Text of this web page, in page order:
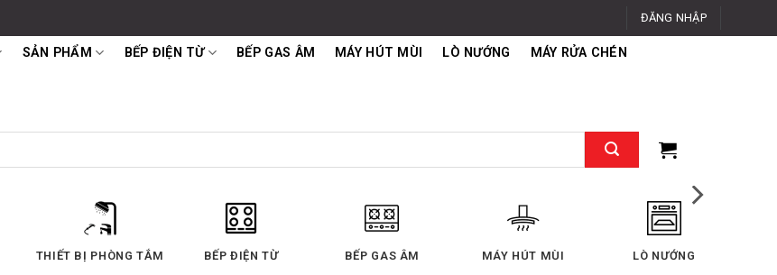
ĐĂNG NHẬP
SẢN PHẨM BẾP ĐIỆN TỪ BẾP GAS ÂM MÁY HÚT MÙI LÒ NƯỚNG MÁY RỬA CHÉN
BẾP ĐIỆN TỪ BẾP GAS ÂM MÁY HÚT MÙI LÒ NƯỚNG
THIẾT BỊ PHÒNG TẮM